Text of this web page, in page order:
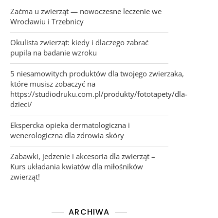
Zaćma u zwierząt — nowoczesne leczenie we
Wrocławiu i Trzebnicy
Okulista zwierząt: kiedy i dlaczego zabrać
pupila na badanie wzroku
5 niesamowitych produktów dla twojego zwierzaka,
które musisz zobaczyć na
https://studiodruku.com.pl/produkty/fototapety/dla-
dzieci/
Ekspercka opieka dermatologiczna i
wenerologiczna dla zdrowia skóry
Zabawki, jedzenie i akcesoria dla zwierząt –
Kurs układania kwiatów dla miłośników
zwierząt!
ARCHIWA